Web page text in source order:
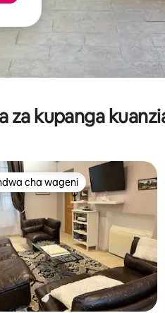
za kupanga
maarufu cha wageni
cha wageni